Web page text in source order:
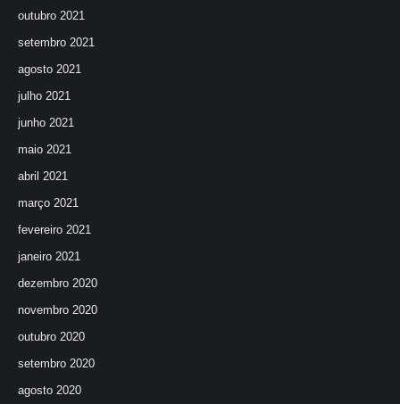
outubro 2021
setembro 2021
agosto 2021
julho 2021
junho 2021
maio 2021
abril 2021
março 2021
fevereiro 2021
janeiro 2021
dezembro 2020
novembro 2020
outubro 2020
setembro 2020
agosto 2020